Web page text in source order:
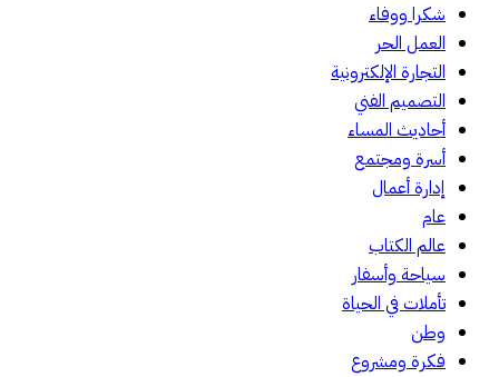
شكرا ووفاء
العمل الحر
التجارة الإلكترونية
التصميم الفني
أحاديث المساء
أسرة ومجتمع
إدارة أعمال
عام
عالم الكتاب
سياحة وأسفار
تأملات في الحياة
وطن
فكرة ومشروع